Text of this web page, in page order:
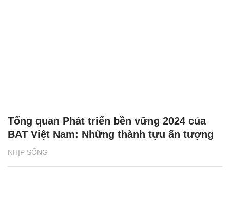
NHỊP SỐNG
Tổng quan Phát triển bền vững 2024 của
BAT Việt Nam: Những thành tựu ấn tượng